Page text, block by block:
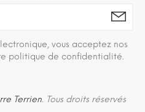
vous acceptez nos
politique de confidentialité.
Terrien. Tous droits réservés